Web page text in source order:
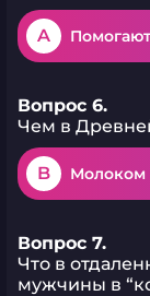
A
Вопрос 6.
Чем в
B Молоком
Вопрос 7.
Что в
мужчины в